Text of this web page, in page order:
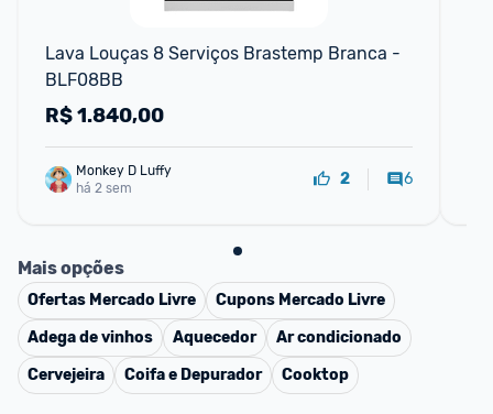
Lava Louças 8 Serviços Brastemp Branca -
BLF08BB
R$1.840,00
Monkey D Luffy
há 2 sem
2 6
Mais opções
Ofertas Mercado Livre Cupons Mercado Livre
Adega de vinhos
Aquecedor
Ar condicionado
Cervejeira
Coifa e Depurador Cooktop